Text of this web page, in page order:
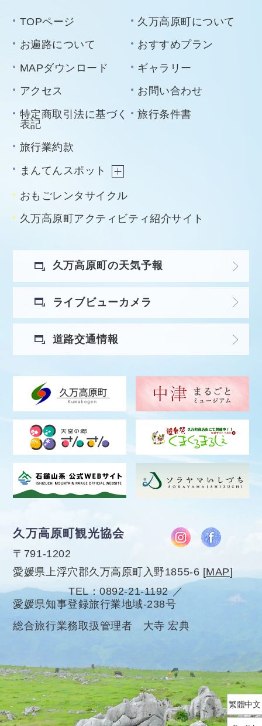
繁體中文
TOPページ
久万高原町について
お遍路について
おすすめプラン
MAPダウンロード
ギャラリー
アクセス
お問い合わせ
特定商取引法に基づく
表記
旅行条件書
旅行業約款
まんてんスポット
おもごレンタサイクル
久万高原町アクティビティ紹介サイト
久万高原町の天気予報
ライブビューカメラ
道路交通情報
久万高原町観光協会
〒791-1202
愛媛県上浮穴郡久万高原町入野1855-6 [MAP]
TEL
0892-21-1192
愛媛県知事登録旅行業地域-238号
総合旅行業務取扱管理者 大寺 宏典